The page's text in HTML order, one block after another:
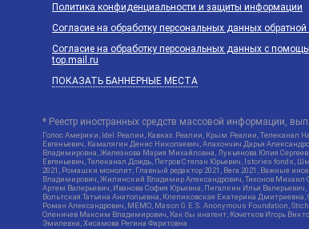
Политика конфиденциальности и защиты информации
Согласие на обработку персональных данных обратной
Согласие на обработку персональных данных с
top.mail.ru
ПОКАЗАТЬ БАННЕРНЫЕ МЕСТА
* Реестр иностранных средств массовой информации,
Голос Америки, Idel.Реалии, Кавказ.Реалии, Крым.Реалии, Телеканал
Евгеньевич, Камалягин Денис Николаевич, Апахончич Дарья
Владимировна, Железнова Мария Михайловна, Лукьянова Юлия
Евгеньевич, Телеканал Дождь, Петров Степан Юрьевич, Istories fonds,
2021, Ромашки монолит, Главный редактор 2021, Вега 2021, Важные
Владимирович, Жилинский Владимир Александрович, Тихонов Михаил
Артем Валерьевич, Иванова София Юрьевна, Пигалкин Илья
Вольтская Татьяна Анатольевна, Клепиковская Екатерина
Роман Александрович, МЕМО, Mason G.E.S. Anonymous Foundation,
Оленичев Максим Владимирович, Как бы инагент, Кочетков Игорь
Эмилевна, Хисамова Регина Фаритовна